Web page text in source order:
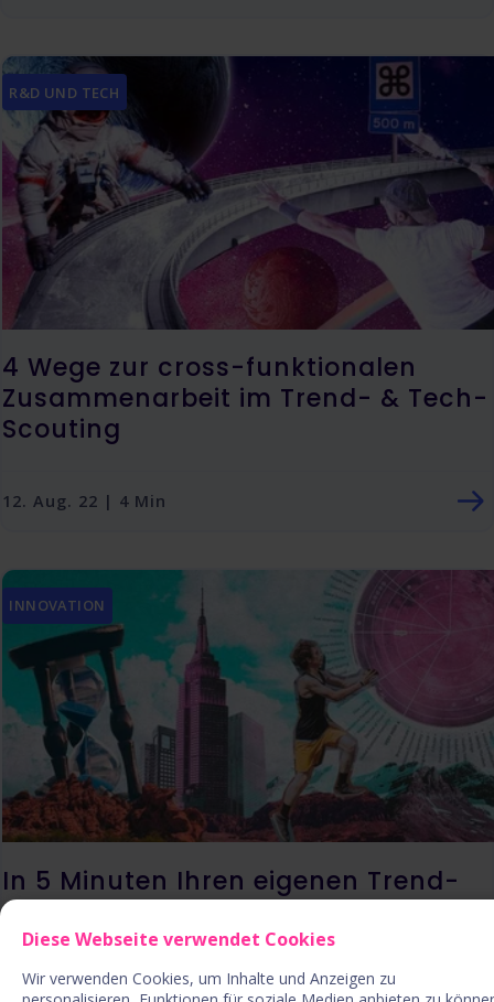
Diese Webseite verwendet Cookies
Wir verwenden Cookies, um Inhalte und Anzeigen zu
R&D UND TECH
4 Wege zur cross-funktionalen
Zusammenarbeit im Trend- & Tech-
Scouting
12. Aug. 22 | 4 Min
INNOVATION
In 5 Minuten Ihren eigenen Trend-
oder Technologieradar erstellen
05. Aug. 22 | 8 Min